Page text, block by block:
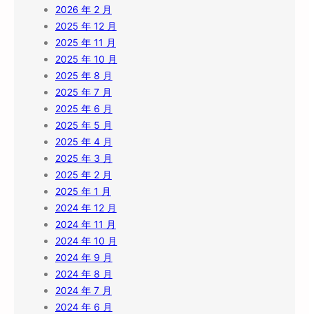
2026 年 2 月
2025 年 12 月
2025 年 11 月
2025 年 10 月
2025 年 8 月
2025 年 7 月
2025 年 6 月
2025 年 5 月
2025 年 4 月
2025 年 3 月
2025 年 2 月
2025 年 1 月
2024 年 12 月
2024 年 11 月
2024 年 10 月
2024 年 9 月
2024 年 8 月
2024 年 7 月
2024 年 6 月